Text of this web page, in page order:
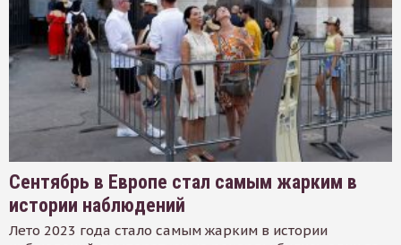
Сентябрь в Европе стал самым жарким в
истории наблюдений
Лето 2023 года стало самым жарким в истории